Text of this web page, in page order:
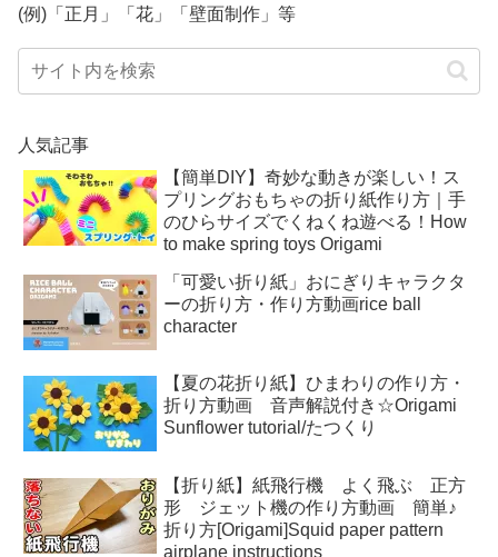
(例)「正月」「花」「壁面制作」等
人気記事
【簡単DIY】奇妙な動きが楽しい！ス
プリングおもちゃの折り紙作り方｜手
のひらサイズでくねくね遊べる！How
to make spring toys Origami
「可愛い折り紙」おにぎりキャラクタ
ーの折り方・作り方動画rice ball
character
【夏の花折り紙】ひまわりの作り方・
折り方動画 音声解説付き☆Origami
Sunflower tutorial/たつくり
【折り紙】紙飛行機 よく飛ぶ 正方
形 ジェット機の作り方動画 簡単♪
折り方[Origami]Squid paper pattern
airplane instructions